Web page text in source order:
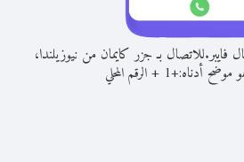
فايبر.للاتصال بـ جزر كايمان من نيوزيلندا،
موضح أدناه:+
1
+الرقم المحلي